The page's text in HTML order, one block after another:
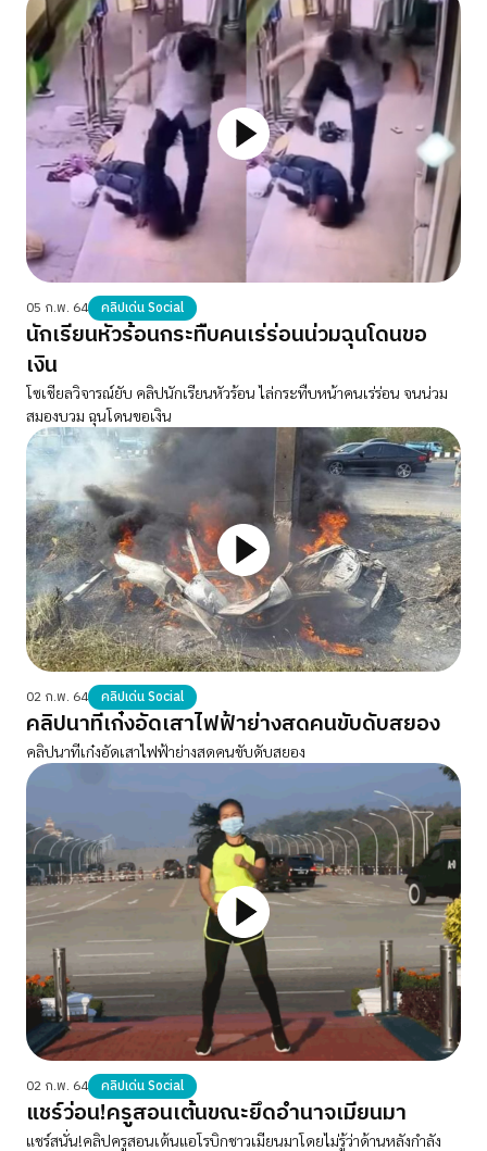
05 ก.พ. 64 คลิปเด่น Social
นักเรียนหัวร้อนกระทืบคนเร่ร่อนน่วมฉุนโดนขอ
เงิน
โซเชียลวิจารณ์ยับ คลิปนักเรียนหัวร้อน ไล่กระทืบหน้าคนเร่ร่อน จนน่วม
สมองบวม ฉุนโดนขอเงิน
02 ก.พ. 64 คลิปเด่น Social
คลิปนาทีเก๋งอัดเสาไฟฟ้าย่างสดคนขับดับสยอง
คลิปนาทีเก๋งอัดเสาไฟฟ้าย่างสดคนขับดับสยอง
02 ก.พ. 64 คลิปเด่น Social
แชร์ว่อน!ครูสอนเต้นขณะยึดอำนาจเมียนมา
แชร์สนั่น!คลิปครูสอนเต้นแอโรบิกชาวเมียนมาโดยไม่รู้ว่าด้านหลังกำลัง